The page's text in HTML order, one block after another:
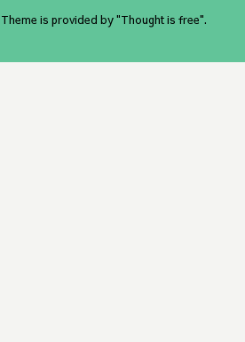
is provided by "Thought is free".